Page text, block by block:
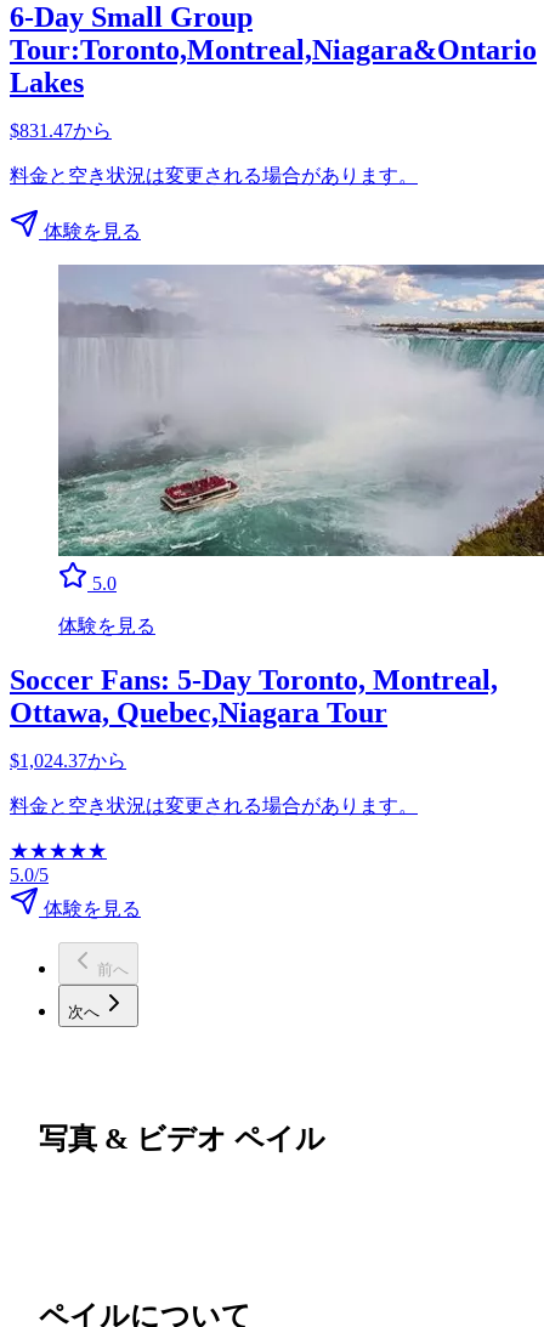
6-Day Small Group
Tour:Toronto,Montreal,Niagara&Ontario
Lakes
$831.47から
料金と空き状況は変更される場合があります。
体験を見る
5.0
体験を見る
Soccer Fans: 5-Day Toronto, Montreal,
Ottawa, Quebec,Niagara Tour
$1,024.37から
料金と空き状況は変更される場合があります。
★★★★★
5.0/5
体験を見る
前へ
次へ
写真 & ビデオ ペイル
ペイルについて